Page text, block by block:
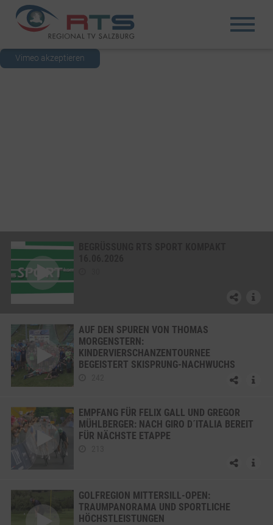
Vimeo akzeptieren
AUF DEN SPUREN VON THOMAS
MORGENSTERN:
KINDERVIERSCHANZENTOURNEE
BEGEISTERT SKISPRUNG-NACHWUCHS
EMPFANG FÜR FELIX GALL UND GREGOR
MÜHLBERGER: NACH GIRO D´ITALIA BEREIT
FÜR NÄCHSTE ETAPPE
GOLFREGION MITTERSILL-OPEN:
TRAUMPANORAMA UND SPORTLICHE
HÖCHSTLEISTUNGEN